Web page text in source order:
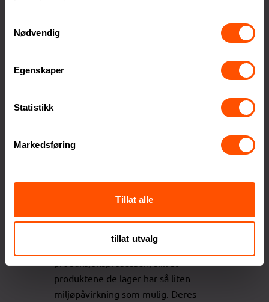
Nødvendig
Egenskaper
Statistikk
Markedsføring
Tillat alle
tillat utvalg
blir satt pris på!
være å finne den perfekte gaven,
som sprer ekte glede og setter et
Bærekraft i fokus
Vinga har et sterkt fokus på
produktene de lager har så liten
miljøpåvirkning som mulig. Deres